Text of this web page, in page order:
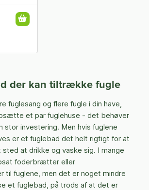
der kan tiltrække fugle
fuglesang og flere fugle i din have,
et par fuglehuse - det behøver
stor investering. Men hvis fuglene
er et fuglebad det helt rigtigt for at
at drikke og vaske sig. I mange
foderbrætter eller
til fuglene, men det er noget mindre
et fuglebad, på trods af at det er